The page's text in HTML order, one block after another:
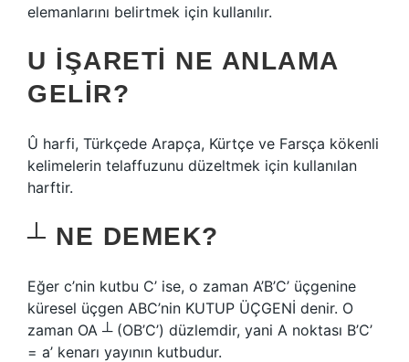
elemanlarını belirtmek için kullanılır.
U IŞARETI NE ANLAMA
GELIR?
Û harfi, Türkçede Arapça, Kürtçe ve Farsça kökenli
kelimelerin telaffuzunu düzeltmek için kullanılan
harftir.
┴ NE DEMEK?
Eğer c’nin kutbu C’ ise, o zaman A’B’C’ üçgenine
küresel üçgen ABC’nin KUTUP ÜÇGENİ denir. O
zaman OA ┴ (OB’C’) düzlemdir, yani A noktası B’C’
= a’ kenarı yayının kutbudur.